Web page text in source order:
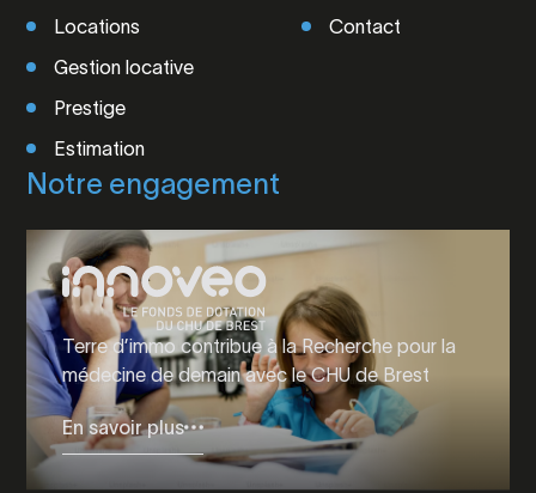
Locations
Gestion locative
Prestige
Estimation
Contact
Notre engagement
Terre d’immo contribue à la Recherche pour la
médecine de demain avec le CHU de Brest
En savoir plus